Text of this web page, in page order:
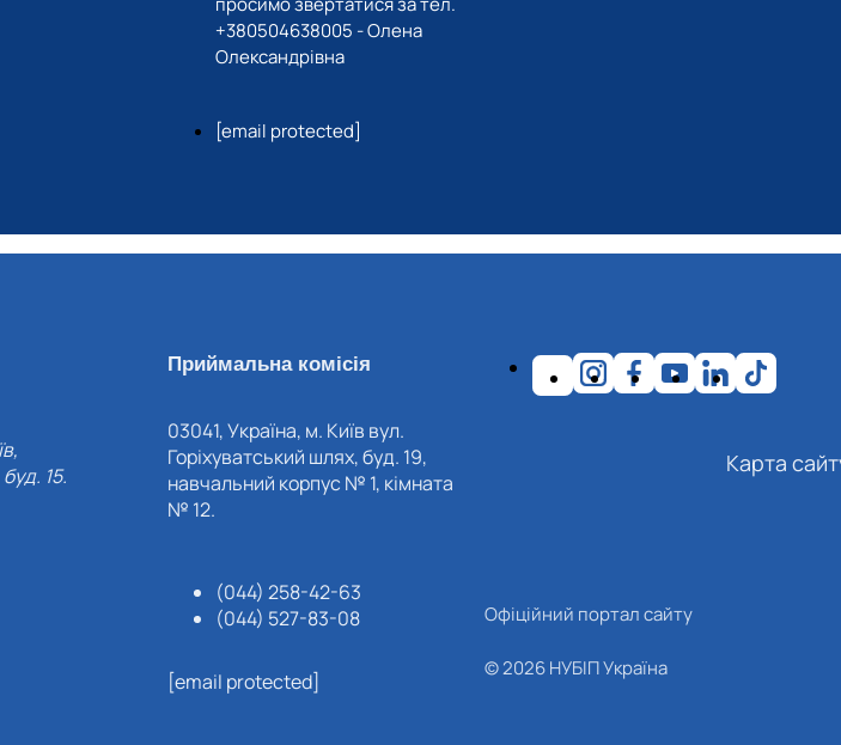
+380504638005 - Олена
Олександрівна
[email protected]
15.
Приймальна комісія
03041, Україна, м. Київ вул.
Горіхуватський шлях, буд. 19,
навчальний корпус № 1, кімната
№ 12.
(044) 258-42-63
(044) 527-83-08
[email protected]
Карта
Офіційний портал сайту
© 2026 НУБІП Україна